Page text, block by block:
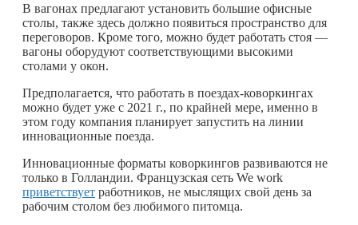
В вагонах предлагают установить большие офисные
столы, также здесь должно появиться пространство для
переговоров. Кроме того, можно будет работать стоя —
вагоны оборудуют соответствующими высокими
столами у окон.
Предполагается, что работать в поездах-коворкингах
можно будет уже с 2021 г., по крайней мере, именно в
этом году компания планирует запустить на линии
инновационные поезда.
Инновационные форматы коворкингов развиваются не
только в Голландии. Французская сеть We work
приветствует работников, не мыслящих свой день за
рабочим столом без любимого питомца.